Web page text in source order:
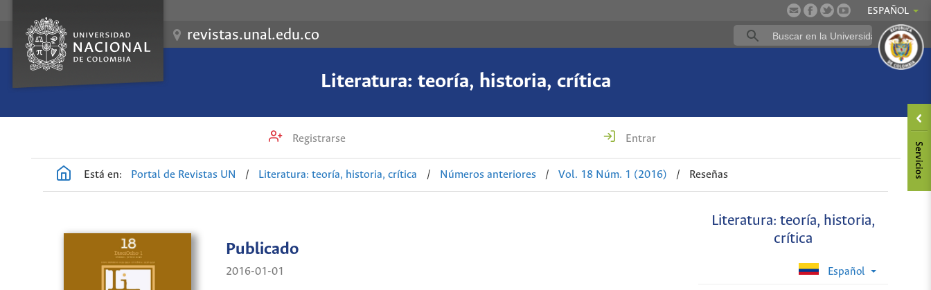
ESPAÑOL
revistas.unal.edu.co
Literatura: teoría, historia, crítica
Registrarse Entrar
Está en: Portal de Revistas UN / Literatura: teoría, historia, crítica / Números anteriores / Vol. 18 Núm. 1 (2016) / Reseñas
Literatura: teoría, historia,
crítica
Español
Publicado
2016-01-01